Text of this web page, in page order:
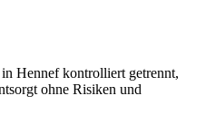
Hennef kontrolliert getrennt,
ohne Risiken und